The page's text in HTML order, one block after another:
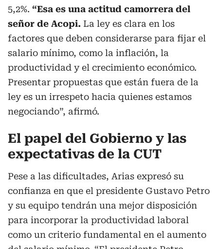
5,2%. “Esa es una actitud camorrera del
señor de Acopi. La ley es clara en los
factores que deben considerarse para fijar el
salario mínimo, como la inflación, la
productividad y el crecimiento económico.
Presentar propuestas que están fuera de la
ley es un irrespeto hacia quienes estamos
negociando”, afirmó.
El papel del Gobierno y las
expectativas de la CUT
Pese a las dificultades, Arias expresó su
confianza en que el presidente Gustavo Petro
y su equipo tendrán una mejor disposición
para incorporar la productividad laboral
como un criterio fundamental en el aumento